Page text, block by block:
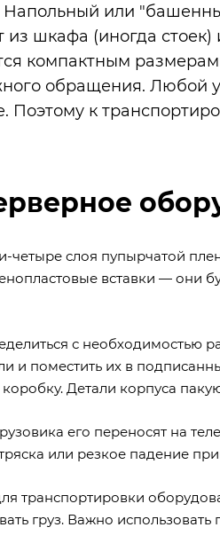
или
шкафа (иногда
компактным
обращения. Любой
к
слоя пупырчатой
вставки — они
с необходимостью
и поместить их в
Детали корпуса
его переносят на
или резкое падение
транспортировки
груз. Важно использовать